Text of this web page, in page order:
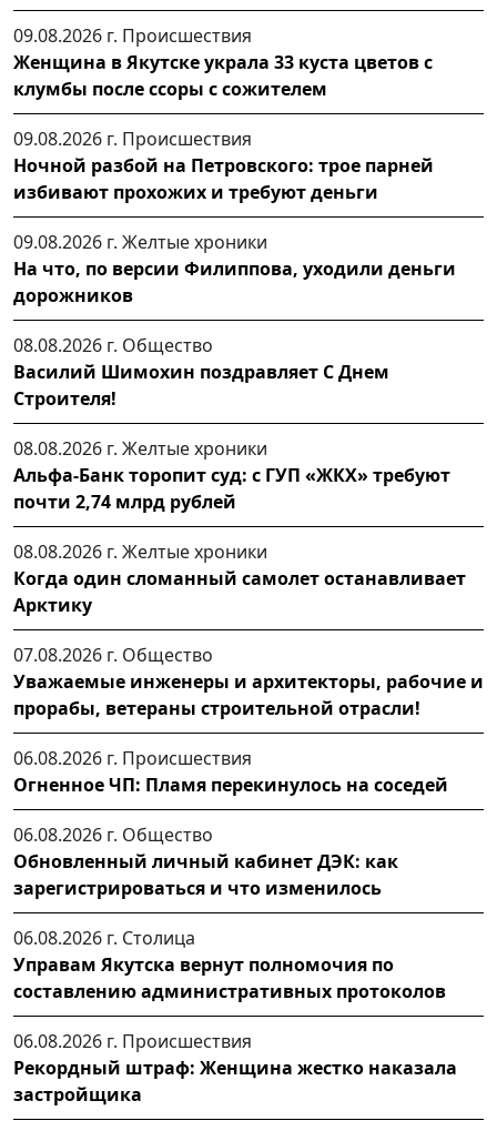
09.08.2026 г. Происшествия
Женщина в Якутске украла 33 куста цветов с
клумбы после ссоры с сожителем
09.08.2026 г. Происшествия
Ночной разбой на Петровского: трое парней
избивают прохожих и требуют деньги
09.08.2026 г. Желтые хроники
На что, по версии Филиппова, уходили деньги
дорожников
08.08.2026 г. Общество
Василий Шимохин поздравляет С Днем
Строителя!
08.08.2026 г. Желтые хроники
Альфа-Банк торопит суд: с ГУП «ЖКХ» требуют
почти 2,74 млрд рублей
08.08.2026 г. Желтые хроники
Когда один сломанный самолет останавливает
Арктику
07.08.2026 г. Общество
Уважаемые инженеры и архитекторы, рабочие и
прорабы, ветераны строительной отрасли!
06.08.2026 г. Происшествия
Огненное ЧП: Пламя перекинулось на соседей
06.08.2026 г. Общество
Обновленный личный кабинет ДЭК: как
зарегистрироваться и что изменилось
06.08.2026 г. Столица
Управам Якутска вернут полномочия по
составлению административных протоколов
06.08.2026 г. Происшествия
Рекордный штраф: Женщина жестко наказала
застройщика